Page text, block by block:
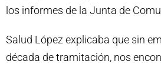
los informes de la Junta de
Salud López explicaba que sin
década de tramitación, nos